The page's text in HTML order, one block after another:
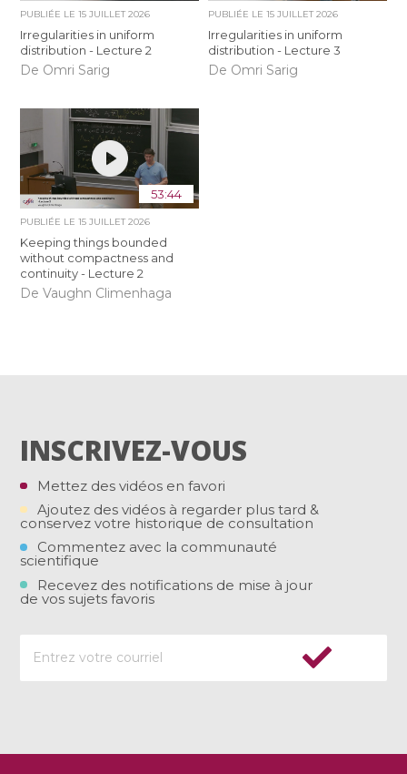
PUBLIÉE LE15 JUILLET 2026
Irregularities in uniform
distribution - Lecture 2
De Omri Sarig
PUBLIÉE LE 15 JUILLET 2026
Irregularities in uniform
distribution - Lecture 3
De Omri Sarig
53:44
PUBLIÉE LE15 JUILLET 2026
Keeping things bounded
without compactness and
continuity - Lecture 2
De Vaughn Climenhaga
INSCRIVEZ-VOUS
Mettez des vidéos en favori
Ajoutez des vidéos à regarder plus tard &
conservez votre historique de consultation
Commentez avec la communauté
scientifique
Recevez des notifications de mise à jour
de vos sujets favoris